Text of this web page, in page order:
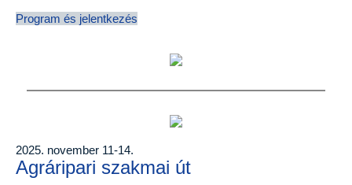
Program és jelentkezés
2025. november 11-14.
Agráripari szakmai út